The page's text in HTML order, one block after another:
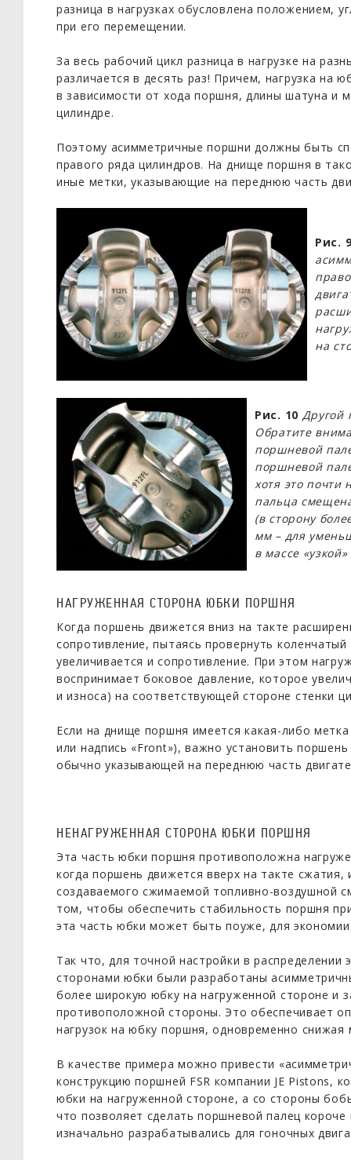
разница в нагрузках обусловлена положением,
при его перемещении.
За весь рабочий цикл разница в нагрузке на
различается в десять раз! Причем, нагрузка на
в зависимости от хода поршня, длины шатуна и
цилиндре.
Поэтому асимметричные поршни должны быть
правого ряда цилиндров. На днище поршня в
иные метки, указывающие на переднюю часть
Рис.
на
Рис. 10 Другой
Обратите
поршневой
поршневой
хотя это почти
пальца
(в сторону
мм – для
в массе
НАГРУЖЕННАЯ СТОРОНА ЮБКИ ПОРШНЯ
Когда поршень движется вниз на такте
сопротивление, пытаясь провернуть
увеличивается и сопротивление. При этом
воспринимает боковое давление, которое
и износа) на соответствующей стороне стенки
Если на днище поршня имеется какая-либо
или надпись «Front»), важно установить
обычно указывающей на переднюю часть
НЕНАГРУЖЕННАЯ СТОРОНА ЮБКИ ПОРШНЯ
Эта часть юбки поршня противоположна
когда поршень движется вверх на такте сжатия,
создаваемого сжимаемой топливно-воздушной
том, чтобы обеспечить стабильность поршня
эта часть юбки может быть поуже, для
Так что, для точной настройки в распределении
сторонами юбки были разработаны
более широкую юбку на нагруженной стороне и
противоположной стороны. Это обеспечивает
нагрузок на юбку поршня, одновременно
В качестве примера можно привести
конструкцию поршней FSR компании JE Pistons,
юбки на нагруженной стороне, а со стороны
что позволяет сделать поршневой палец
изначально разрабатывались для гоночных